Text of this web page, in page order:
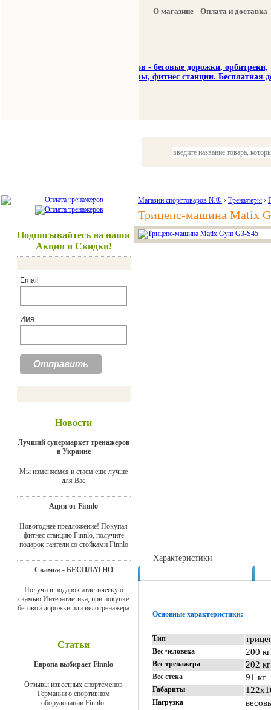
О магазине Оплата и доставка
Красота и здоровье Акции и
Подписывайтесь на наши
Акции и Скидки!
Email
Имя
Новости
Лучший супермаркет тренажеров
в Украине
Мы изменяемся и стаем еще лучше
для Вас
Ация от Finnlo
Новогоднее предложение! Покупая
фитнес станцию Finnlo, получите
подарок гантели со стойками Finnlo
Скамья - БЕСПЛАТНО
Получи в подарок атлетическую
скамью Интератлетика, при покупке
беговой дорожки или велотренажера
Статьи
Европа выбирает Finnlo
Отзывы известных спортсменов
Германии о спортивном
оборудовании Finnlo.
Магазин спорттоваров №① › Тренажеры ›
Трицепс-машина Matix
Характеристики
Основные характеристики:
Тип
Вес человека 200 кг
Вес тренажера 202
Вес стека 91 кг
Габариты
Нагрузка